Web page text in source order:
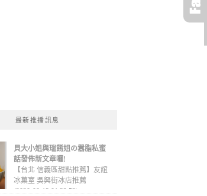
最新推播訊息
貝大小姐與瑞餚姐の囂脂私蜜
話發佈新文章囉!
【台北 信義區甜點推薦】友誼
冰菓室 吳興街冰店推薦
(2020-09-13 01:32:52)